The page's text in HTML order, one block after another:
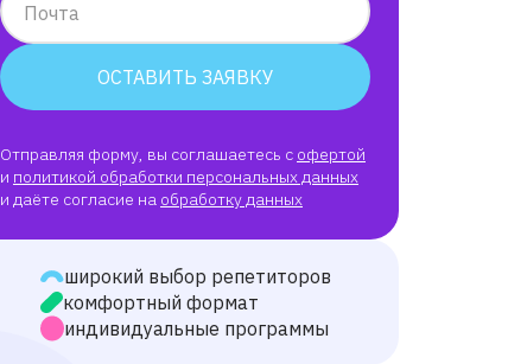
Почта
ОСТАВИТЬ ЗАЯВКУ
Отправляя форму, вы соглашаетесь с офертой
и политикой обработки персональных данных
и даёте согласие на обработку данных
широкий выбор репетиторов
комфортный формат
индивидуальные программы